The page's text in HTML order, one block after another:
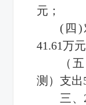
元；
(四)
41.61万元
（
测）支出
三、